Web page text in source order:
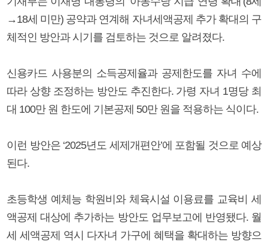
→18세 미만) 공약과 연계해 자녀세액공제 추가 확대의 구
체적인 방안과 시기를 검토하는 것으로 알려졌다.
신용카드 사용분의 소득공제율과 공제한도를 자녀 수에
따라 상향 조정하는 방안도 추진한다. 가령 자녀 1명당 최
대 100만 원 한도에 기본공제 50만 원을 적용하는 식이다.
이런 방안은 ‘2025년도 세제개편안’에 포함될 것으로 예상
된다.
초등학생 예체능 학원비와 체육시설 이용료를 교육비 세
액공제 대상에 추가하는 방안도 업무보고에 반영됐다. 월
세 세액공제 역시 다자녀 가구에 혜택을 확대하는 방향으